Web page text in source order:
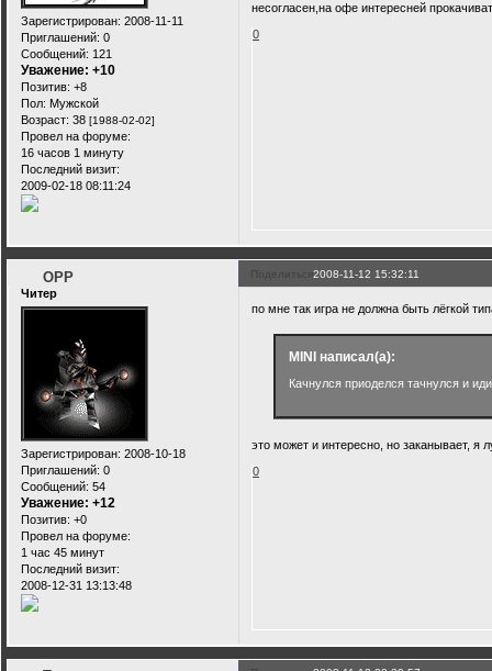
Зарегистрирован: 2008-11-11
Приглашений: 0
Сообщений: 121
Уважение: +10
Позитив: +8
Пол: Мужской
Возраст: 38 [1988-02-02]
Провел на форуме:
16 часов 1 минуту
Последний визит:
2009-02-18 08:11:24
несогласен,на офе интересней
0
Поделиться2008-11-12 15:32:11
OPP
Читер
Зарегистрирован: 2008-10-18
Приглашений: 0
Сообщений: 54
Уважение: +12
Позитив: +0
Провел на форуме:
1 час 45 минут
Последний визит:
2008-12-31 13:13:48
по мне так игра не должна быть лёгкой
MINI написал(а):
Качнулся приоделся тачнулся и
это может и интересно, но заканывает, я
0